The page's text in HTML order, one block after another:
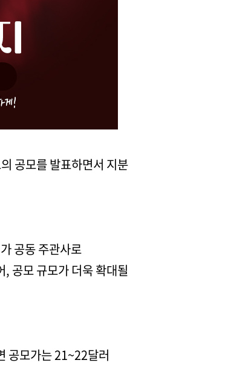
공모를 발표하면서 지분
공동 주관사로
공모 규모가 더욱 확대될
공모가는 21~22달러